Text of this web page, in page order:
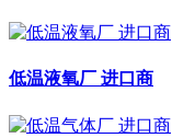
低温液氧厂 进口商